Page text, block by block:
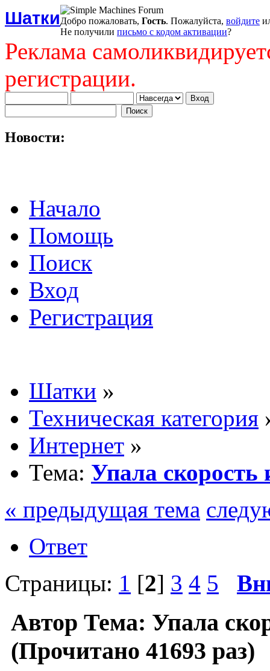
ШаткиДобро пожаловать, Гость. Пожалуйста, войдите
Не получили письмо с кодом активации?
Реклама
регистрации.
Новости:
Начало
Помощь
Поиск
Вход
Регистрация
Шатки »
Техническая категория
Интернет »
Тема: Упала скорость
« предыдущая тема
Ответ
Страницы: 1 [2] 3 4 5
Автор Тема: Упала
(Прочитано 41693 раз)